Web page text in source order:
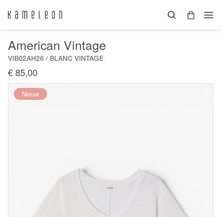
American Vintage
VIB02AH26 / BLANC VINTAGE
€ 85,00
Nieuw